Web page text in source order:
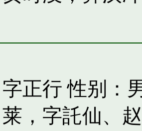
正行 性别：
，字託仙、